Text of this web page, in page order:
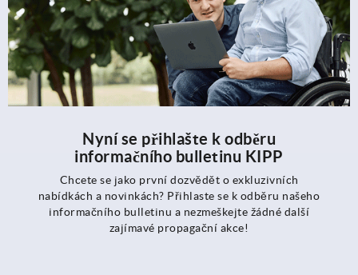
Nyní se přihlašte k odběru
informačního bulletinu KIPP
Chcete se jako první dozvědět o exkluzivních
nabídkách a novinkách? Přihlaste se k odběru našeho
informačního bulletinu a nezmeškejte žádné další
zajímavé propagační akce!